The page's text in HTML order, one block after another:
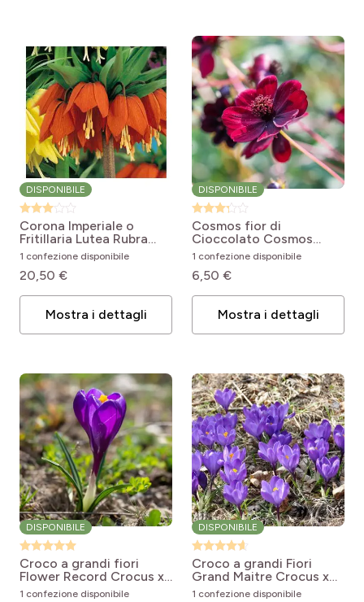
DISPONIBILE
Corona Imperiale o
Fritillaria Lutea Rubra
Fritillaria imperialis Rubra
1 confezione disponibile
20,50 €
Mostra i dettagli
DISPONIBILE
Cosmos fior di
Cioccolato Cosmos
atrosanguineus
1 confezione disponibile
6,50 €
Mostra i dettagli
DISPONIBILE
Croco a grandi fiori
Flower Record Crocus x
vernus Flower Record
1 confezione disponibile
DISPONIBILE
Croco a grandi Fiori
Grand Maitre Crocus x
vernus Grand Maître
1 confezione disponibile